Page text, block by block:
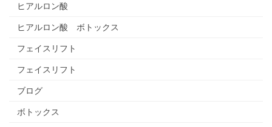
ヒアルロン酸
ヒアルロン酸 ボトックス
フェイスリフト
フェイスリフト
ブログ
ボトックス